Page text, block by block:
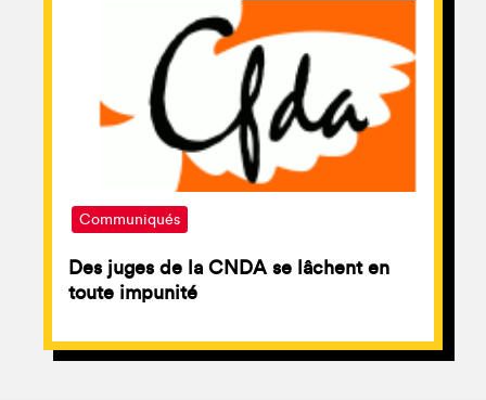
Communiqués
Des juges de la CNDA se lâchent en
toute impunité